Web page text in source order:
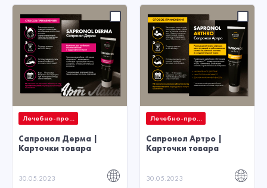
Лечебно-про...
Сапронол Дерма |
Карточки товара
30.05.2023
Лечебно-про...
Сапронол Артро |
Карточки товара
30.05.2023